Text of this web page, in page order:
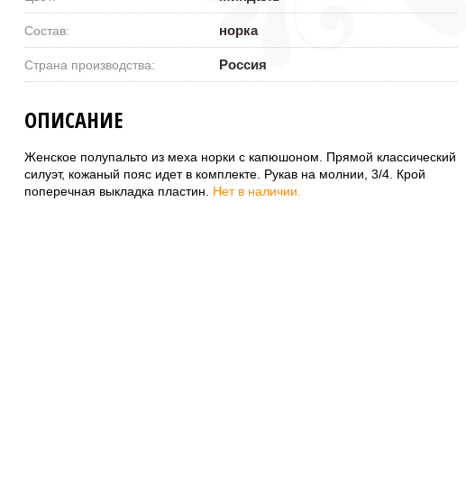
Состав: норка
Страна производства: Россия
ОПИСАНИЕ
Женское полупальто из меха норки с капюшоном. Прямой классический
силуэт, кожаный пояс идет в комплекте. Рукав на молнии, 3/4. Крой
поперечная выкладка пластин.
Нет в наличии.